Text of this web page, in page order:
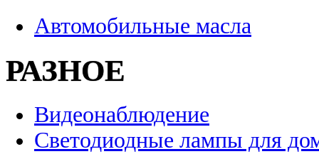
Автомобильные масла
РАЗНОЕ
Видеонаблюдение
Светодиодные лампы для